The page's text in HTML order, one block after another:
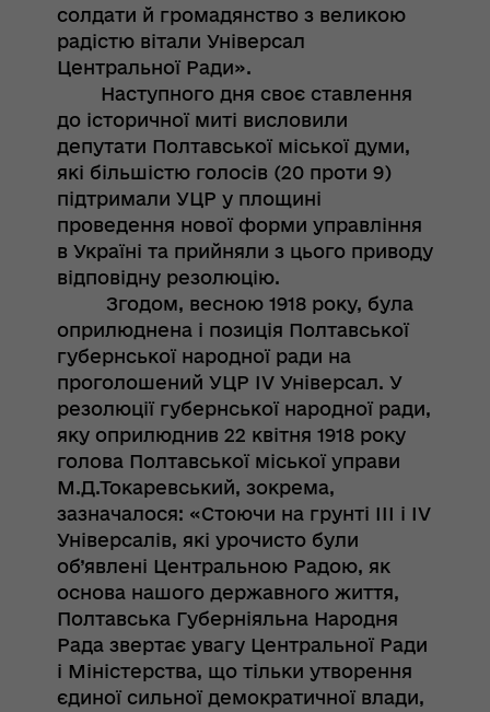
солдати й громадянство з великою
радістю вітали Універсал
Центральної Ради».
Наступного дня своє ставлення
до історичної миті висловили
депутати Полтавської міської думи,
які більшістю голосів (20 проти 9)
підтримали УЦР у площині
проведення нової форми управління
в Україні та прийняли з цього приводу
відповідну резолюцію.
Згодом, весною 1918 року, була
оприлюднена і позиція Полтавської
губернської народної ради на
проголошений УЦР ІV Універсал. У
резолюції губернської народної ради,
яку оприлюднив 22 квітня 1918 року
голова Полтавської міської управи
М.Д.Токаревський, зокрема,
зазначалося: «Стоючи на грунті ІІІ і ІV
Універсалів, які урочисто були
об’явлені Центральною Радою, як
основа нашого державного життя,
Полтавська Губерніяльна Народня
Рада звертає увагу Центральної Ради
і Міністерства, що тільки утворення
єдиної сильної демократичної влади,